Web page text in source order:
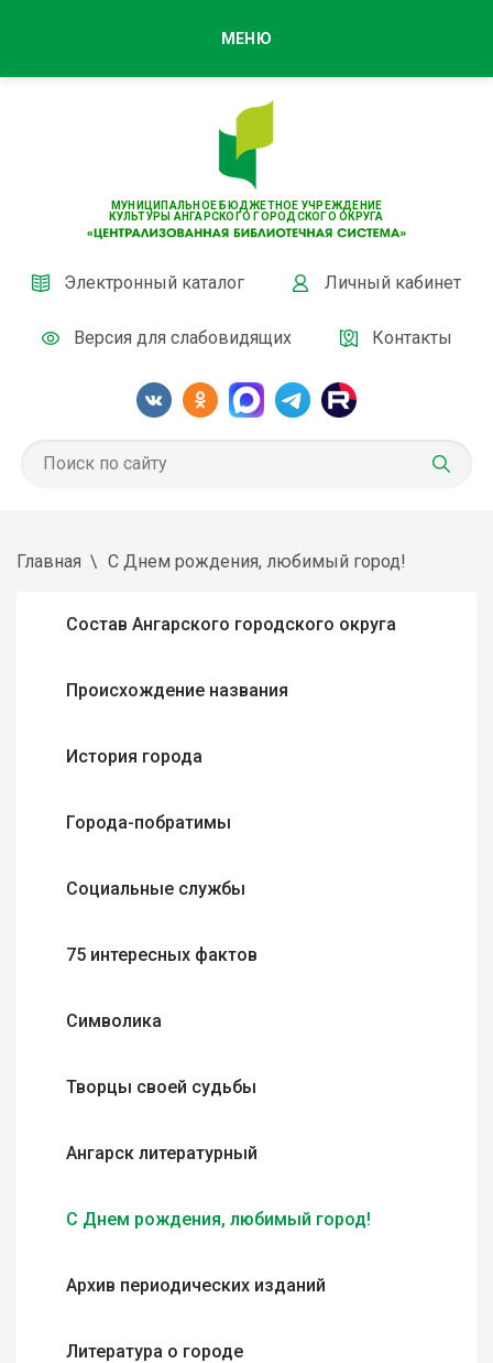
МУНИЦИПАЛЬНОЕ БЮДЖЕТНОЕ УЧРЕЖДЕНИЕ
КУЛЬТУРЫ АНГАРСКОГО ГОРОДСКОГО ОКРУГА
Электронный каталог Личный кабинет
Версия для слабовидящих Контакты
МЕНЮ
Главная С Днем рождения, любимый город!
Состав Ангарского городского округа
Происхождение названия
История города
Города-побратимы
Социальные службы
75 интересных фактов
Символика
Творцы своей судьбы
Ангарск литературный
С Днем рождения, любимый город!
Архив периодических изданий
Литература о городе